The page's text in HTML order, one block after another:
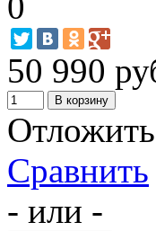
50 990
Отложить
Сравнить
- или -